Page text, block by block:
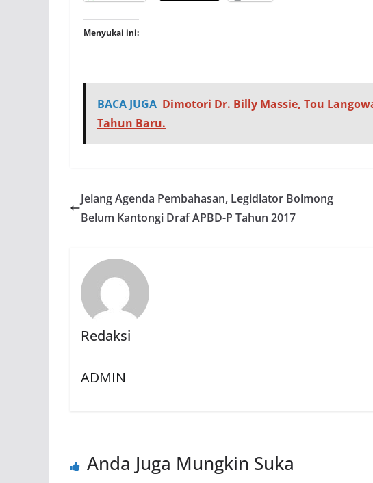
Menyukai ini:
BACA JUGA Dimotori Dr. Billy Massie, Tou
Tahun Baru.
Jelang Agenda Pembahasan, Legidlator Bolmong
Belum Kantongi Draf APBD-P Tahun 2017
Redaksi
ADMIN
Anda Juga Mungkin Suka